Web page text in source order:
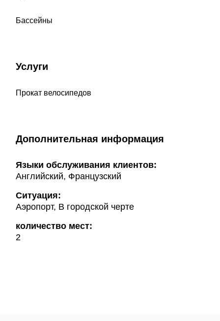
Бассейны
Услуги
Прокат велосипедов
Дополнительная информация
Языки обслуживания клиентов:
Английский, Французский
Ситуация:
Аэропорт, В городской черте
количество мест:
2